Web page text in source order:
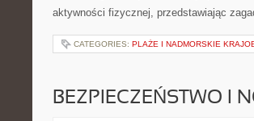
aktywności fizycznej, przedstawiając
CATEGORIES: PLAŻE I NADMORSKIE
BEZPIECZEŃSTWO I